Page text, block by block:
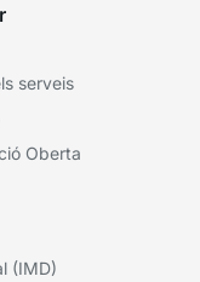
serveis
Oberta
(IMD)